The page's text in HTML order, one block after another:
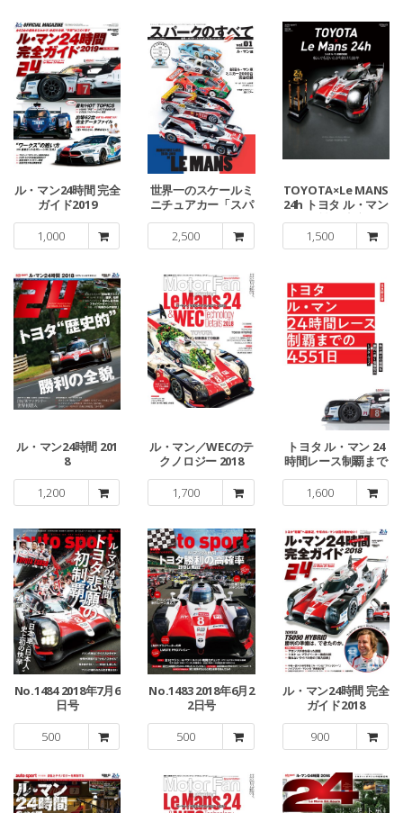
ル・マン24時間 完全
ガイド2019
1,000
世界一のスケールミ
ニチュアカー「スパ
ークモデル」のすべ
て
2,500
TOYOTA×Le MANS
24h トヨタ ル・マン
挑戦の軌跡
1,500
ル・マン24時間 201
8
1,200
ル・マン／WECのテ
クノロジー 2018
1,700
トヨタ ル・マン 24
時間レース制覇まで
の4551日
1,600
No.1484 2018年7月6
日号
500
No.1483 2018年6月2
2日号
500
ル・マン24時間 完全
ガイド2018
900